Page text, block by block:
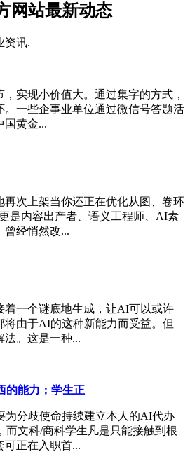
网站最新动态
资讯.
实现小价值大。通过集字的方式，
。一些企事业单位通过微信号答题活
国黄金...
再次上架当你还正在优化从图、卷环
是内容出产者、语义工程师、AI素
曾经悄然改...
着一个谜底地生成，让AI可以或许
将由于AI的这种新能力而受益。但
法。这是一种...
的能力；学生正
为分歧使命持续建立本人的AI代办
而文科/商科学生凡是只能接触到根
可正在入职首...